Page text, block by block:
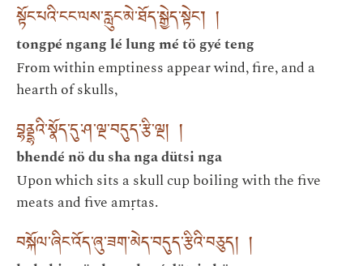
སྟོང་པའི་ངང་ལས་རླུང་མེ་ཐོད་སྒྱེད་སྟེང་། །
tongpé ngang lé lung mé tö gyé teng
From within emptiness appear wind, fire, and a
hearth of skulls,
བྷནྡྷའི་སྣོད་དུ་ཤ་ལྔ་བདུད་རྩི་ལྔ། །
bhendé nö du sha nga dütsi nga
Upon which sits a skull cup boiling with the five
meats and five amṛtas.
བསྐོལ་ཞིང་འོད་ཞུ་ཟག་མེད་བདུད་རྩིའི་བཅུད། །